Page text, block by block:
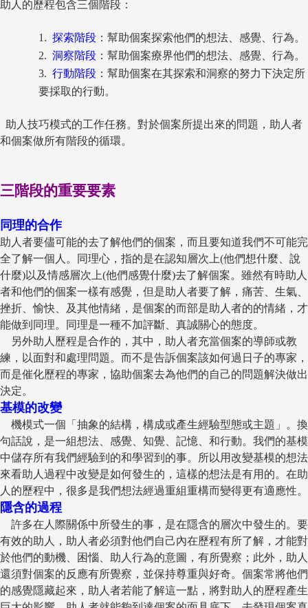
助人的歷程包含三個階段：
1. 探索階段 ：幫助個案探索他們的想法、感覺、行為。
2. 洞察階段 ：幫助個案療界他們的想法、感覺、行為。
3. 行動階段 ：幫助個案在其探索和洞察的努力下決定所
要採取的行動。
助人技巧模式的工作任務。對於個案所提出來的問題，助人者
和個案做所有階段的循環。
三階段的重要要素
同理的合作
助人者要儘可能的去了解他們的個案，而且要知道我們不可能完
全了解一個人。同理心，指的是在認知層次上(他們想什麼、說
什麼)以及情感層次上(他們感覺什麼)去了解個案。雖然有時助人
者和他們的個案一樣有感覺，但是助人者要了解，痛苦、生氣、
挫折、愉快、及其他情緒，是個案的而部是助人者的的情緒，才
能做到同理。同理是一種不加評斷、真誠關心的態度。
另外助人歷程是合作的，其中，助人者充當個案的導師或教
練，以面對和處理問題。而不是告訴個案該如何過日子的專家，
而是催化歷程的專家，協助個案去為他們的自己的問題解決做出
決定。
基模的改變
機模式一個「抽象的結構，構成或產生經驗型態或主題」。換
句話說，是一組想法、感覺、知覺、記憶、和行動。我們的基模
中儲存所有我們經驗到的和學習到的事。所以用改變基模的想法
來看助人過程中改變是如何發生的，這樣的想法是有用的。在助
人的歷程中，很多是我們想法經過重組重構而變得更有適應性。
隱含的過程
許多在人際關係中所發生的事，是在隱含的層次中發生的。要
有效的助人，助人者必須對他們自己內在歷程有所了解，才能對
於他們的動機、困惱、助人行為的意圖，有所覺察；此外，助人
還須對個案的反應有所覺察，並保持尊重與好奇。個案常將他們
的感覺隱藏起來，助人者若能了解這一點，將對助人的歷程產生